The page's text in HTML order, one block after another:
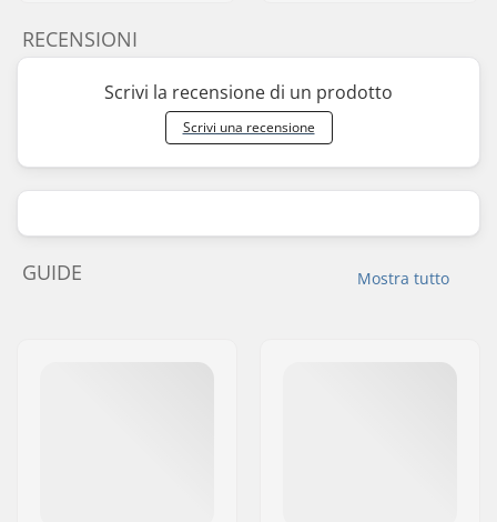
RECENSIONI
Scrivi la recensione di un prodotto
Scrivi una recensione
Mostra tutto
GUIDE